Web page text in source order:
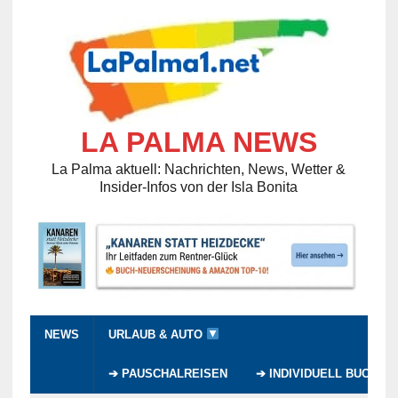
LA PALMA NEWS
La Palma aktuell: Nachrichten, News, Wetter &
Insider-Infos von der Isla Bonita
NEWS URLAUB & AUTO
➔ PAUSCHALREISEN ➔ INDIVIDUELL BUCHEN